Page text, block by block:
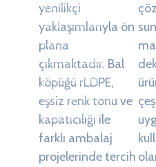
Bal köpüğü, eşsiz
renk tonu ve
kapatıcılığı ile
farklı ambalaj
projelerinde
tercih edilen bir
malzemedir.
yenilikçi
yaklaşımlarıyla ön
plana
çıkmaktadır. Bal
köpüğü rLDPE,
eşsiz renk tonu ve
kapatıcılığı ile
farklı ambalaj
projelerinde tercih